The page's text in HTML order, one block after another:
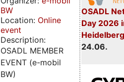
OSADL
Day 2026
24.06.
BW
Location: Online
event
Description:
OSADL MEMBER
EVENT (e-mobil
BW)